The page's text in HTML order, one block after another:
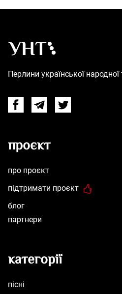
Перлини української народної
FacebookTelegramTwitter
проєкт
про проєкт
підтримати проєкт
блог
партнери
категорії
пісні